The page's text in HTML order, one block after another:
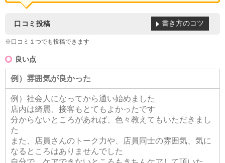
口コミ投稿
※口コミ１つでも投稿できます
書き方のコツ
良い点